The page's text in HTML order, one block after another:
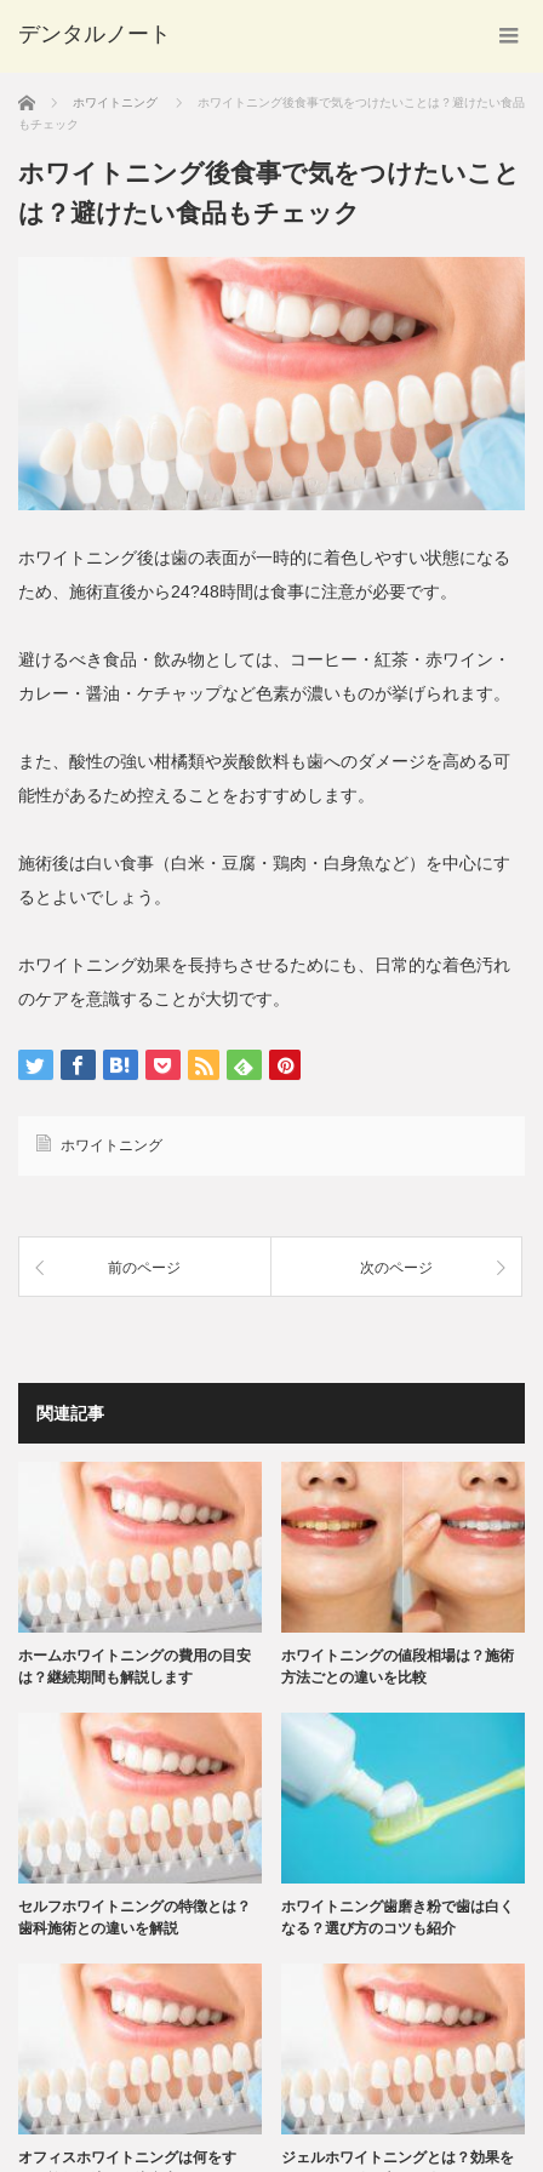
デンタルノート
ホーム ホワイトニング
ホワイトニング後食事で気をつけたいことは？避けたい食品
もチェック
ホワイトニング後食事で気をつけたいこと
は？避けたい食品もチェック
ホワイトニング後は歯の表面が一時的に着色しやすい状態になる
ため、施術直後から24?48時間は食事に注意が必要です。
避けるべき食品・飲み物としては、コーヒー・紅茶・赤ワイン・
カレー・醤油・ケチャップなど色素が濃いものが挙げられます。
また、酸性の強い柑橘類や炭酸飲料も歯へのダメージを高める可
能性があるため控えることをおすすめします。
施術後は白い食事（白米・豆腐・鶏肉・白身魚など）を中心にす
るとよいでしょう。
ホワイトニング効果を長持ちさせるためにも、日常的な着色汚れ
のケアを意識することが大切です。
ホワイトニング
前のページ 次のページ
関連記事
ホームホワイトニングの費用の目安
は？継続期間も解説します
ホワイトニングの値段相場は？施術
方法ごとの違いを比較
セルフホワイトニングの特徴とは？
歯科施術との違いを解説
ホワイトニング歯磨き粉で歯は白く
なる？選び方のコツも紹介
オフィスホワイトニングは何をす
ジェルホワイトニングとは？効果を